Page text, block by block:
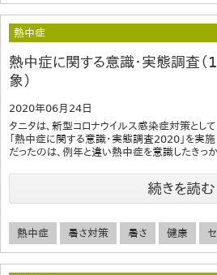
熱中症
熱中症に関する意識・実態調査
象）
2020年06月24日
タニタは、新型コロナウイルス感染症対策として
「熱中症に関する意識・実態調査2020」を実
だったのは、例年と違い熱中症を意識したきっ
続きを読む
熱中症 暑さ対策 暑さ 健康